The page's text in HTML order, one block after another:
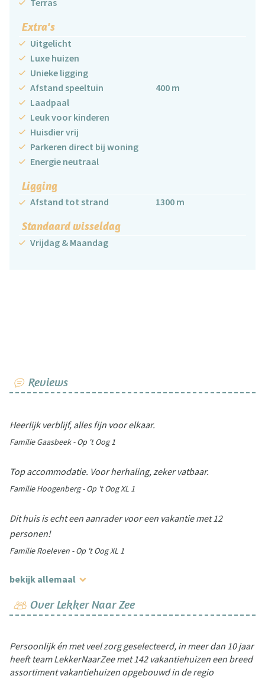
Extra's
Uitgelicht
Luxe huizen
Unieke ligging
Afstand speeltuin
400 m
Laadpaal
Leuk voor kinderen
Huisdier vrij
Parkeren direct bij woning
Energie neutraal
Ligging
Afstand tot strand 1300 m
Standaard wisseldag
Vrijdag & Maandag
Reviews
Heerlijk verblijf, alles fijn voor elkaar.
Familie Gaasbeek - Op 't Oog 1
Top accommodatie. Voor herhaling, zeker vatbaar.
Familie Hoogenberg - Op 't Oog XL 1
Dit huis is echt een aanrader voor een vakantie met 12
personen!
Familie Roeleven - Op 't Oog XL 1
bekijk allemaal
Over Lekker Naar Zee
Persoonlijk én met veel zorg geselecteerd, in meer dan 10 jaar
heeft team LekkerNaarZee met 142 vakantiehuizen een breed
assortiment vakantiehuizen opgebouwd in de regio